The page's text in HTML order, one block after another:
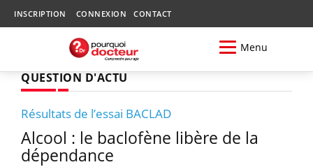
INSCRIPTION CONNEXION CONTACT
Menu
QUESTION D'ACTU
Résultats de l’essai BACLAD
Alcool : le baclofène libère de la
dépendance